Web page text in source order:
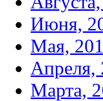
Июня,
Мая,
Апреля,
Марта,